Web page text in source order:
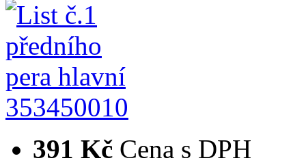
353450010
391 Kč Cena s DPH